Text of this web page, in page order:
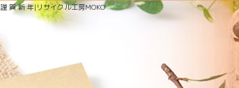
謹 賀 新 年|リサイクル工房MOKO